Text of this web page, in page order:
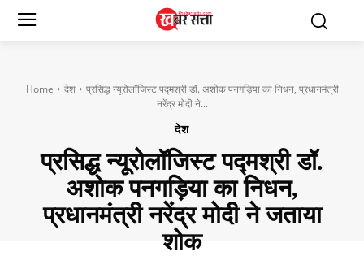
Home देश
प्रसिद्ध न्यूरोलॉजिस्ट पद्मश्री डॉ. अशोक पनगड़िया का निधन, प्रधानमंत्री
नरेंद्र मोदी ने...
देश
प्रसिद्ध न्यूरोलॉजिस्ट पद्मश्री डॉ.
अशोक पनगड़िया का निधन,
प्रधानमंत्री नरेंद्र मोदी ने जताया
शोक